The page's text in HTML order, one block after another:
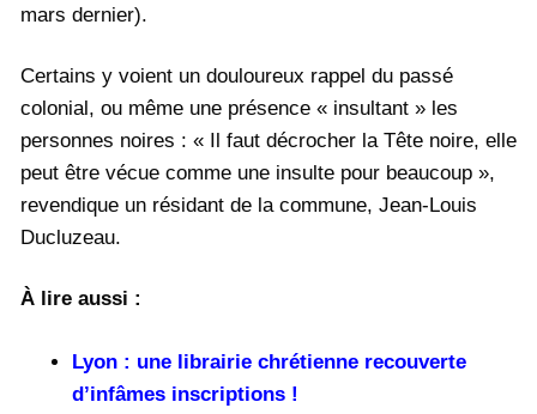
mars dernier).
Certains y voient un douloureux rappel du passé
colonial, ou même une présence « insultant » les
personnes noires : « Il faut décrocher la Tête noire, elle
peut être vécue comme une insulte pour beaucoup »,
revendique un résidant de la commune, Jean-Louis
Ducluzeau.
À lire aussi :
Lyon : une librairie chrétienne recouverte
d’infâmes inscriptions !